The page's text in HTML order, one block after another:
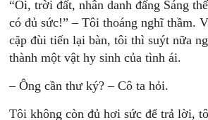
“Ôi, trời đất, nhân danh đấng Sáng
có đủ sức!” – Tôi thoáng nghĩ thầm.
cặp đùi tiến lại bàn, tôi thì suýt nữa
thành một vật hy sinh của tình ái.
– Ông cần thư ký? – Cô ta hỏi.
Tôi không còn đủ hơi sức để trả lời,